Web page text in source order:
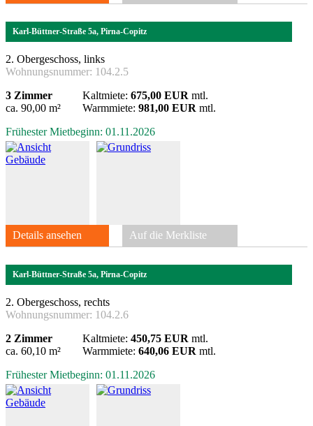
Karl-Büttner-Straße 5a, Pirna-Copitz
2. Obergeschoss, links
Wohnungsnummer: 104.2.5
3 Zimmer
ca. 90,00 m²
Kaltmiete: 675,00 EUR mtl.
Warmmiete: 981,00 EUR mtl.
Frühester Mietbeginn: 01.11.2026
Details ansehen Auf die Merkliste
Karl-Büttner-Straße 5a, Pirna-Copitz
2. Obergeschoss, rechts
Wohnungsnummer: 104.2.6
2 Zimmer
ca. 60,10 m²
Kaltmiete: 450,75 EUR mtl.
Warmmiete: 640,06 EUR mtl.
Frühester Mietbeginn: 01.11.2026